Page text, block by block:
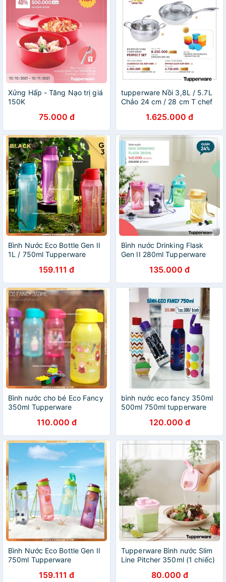
Xửng Hấp - Tăng Nạo trị giá
150K
75.000 đ
tupperware Nồi 3,8L / 5.7L
Chảo 24 cm / 28 cm T chef
1.625.000 đ
Bình Nước Eco Bottle Gen II
1L / 750ml Tupperware
159.111 đ
Bình nước Drinking Flask
Gen II 280ml Tupperware
135.000 đ
Bình nước cho bé Eco Fancy
350ml Tupperware
110.000 đ
bình nước eco fancy 350ml
500ml 750ml tupperware
120.000 đ
Bình Nước Eco Bottle Gen II
750ml Tupperware
159.111 đ
Tupperware Bình nước Slim
Line Pitcher 350ml (1 chiếc)
80.000 đ